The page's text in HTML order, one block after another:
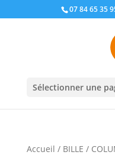
07 84 65 35
Sélectionner une
Accueil / BILLE /